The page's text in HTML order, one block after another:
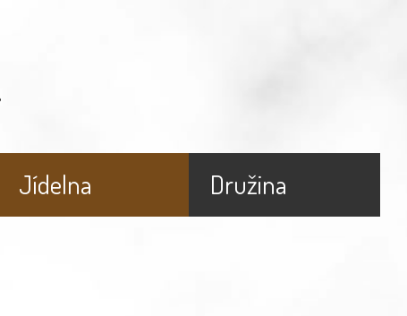
Jídelna Družina